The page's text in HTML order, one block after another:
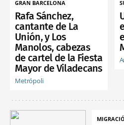
GRAN BARCELONA
Rafa Sánchez,
cantante de La
Unión, y Los
Manolos, cabezas
de cartel de la Fiesta
Mayor de Viladecans
Metrópoli